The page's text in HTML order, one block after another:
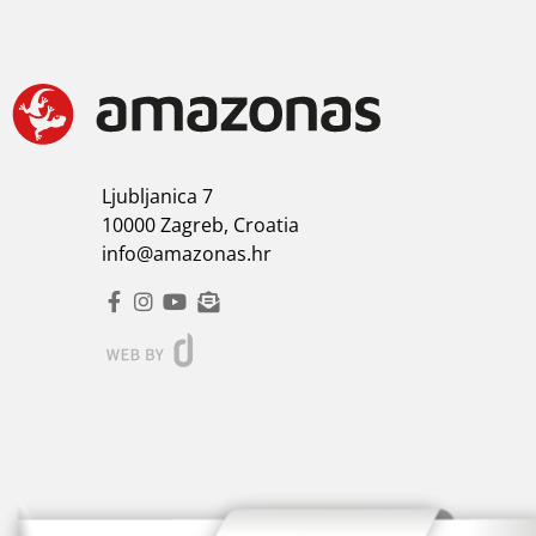
Ljubljanica 7
10000 Zagreb, Croatia
info@amazonas.hr